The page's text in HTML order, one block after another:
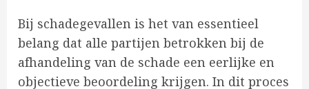
Bij schadegevallen is het van essentieel
belang dat alle partijen betrokken bij de
afhandeling van de schade een eerlijke en
objectieve beoordeling krijgen. In dit proces